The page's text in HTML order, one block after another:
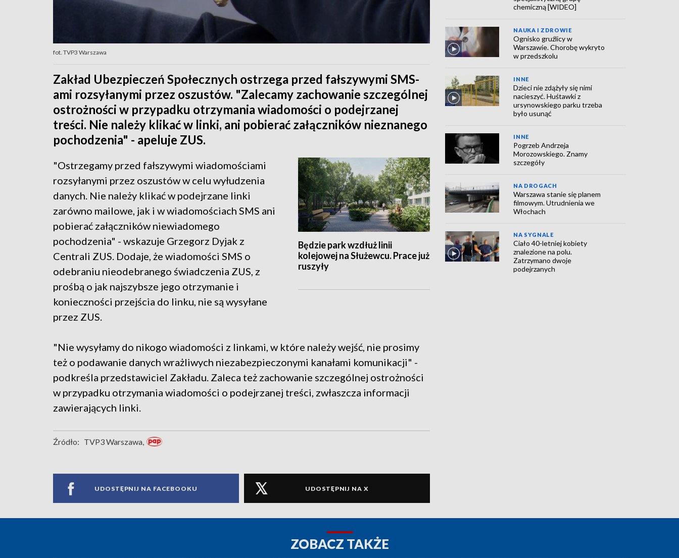
fot. TVP3 Warszawa
Zakład Ubezpieczeń Społecznych ostrzega przed fałszywymi SMS-
ami rozsyłanymi przez oszustów. "Zalecamy zachowanie szczególnej
ostrożności w przypadku otrzymania wiadomości o podejrzanej
treści. Nie należy klikać w linki, ani pobierać załączników nieznanego
pochodzenia" - apeluje ZUS.
Będzie park wzdłuż linii
kolejowej na Służewcu. Prace już
ruszyły
"Ostrzegamy przed fałszywymi wiadomościami
rozsyłanymi przez oszustów w celu wyłudzenia
danych. Nie należy klikać w podejrzane linki
zarówno mailowe, jak i w wiadomościach SMS ani
pobierać załączników niewiadomego
pochodzenia" - wskazuje Grzegorz Dyjak z
Centrali ZUS. Dodaje, że wiadomości SMS o
odebraniu nieodebranego świadczenia ZUS, z
prośbą o jak najszybsze jego otrzymanie i
konieczności przejścia do linku, nie są wysyłane
przez ZUS.
"Nie wysyłamy do nikogo wiadomości z linkami, w które należy wejść, nie prosimy
też o podawanie danych wrażliwych niezabezpieczonymi kanałami komunikacji" -
podkreśla przedstawiciel Zakładu. Zaleca też zachowanie szczególnej ostrożności
w przypadku otrzymania wiadomości o podejrzanej treści, zwłaszcza informacji
zawierających linki.
Źródło: TVP3 Warszawa,
UDOSTĘPNIJ NA FACEBOOKU UDOSTĘPNIJ NA X
chemiczną [WIDEO]
NAUKA I ZDROWIE
Ognisko gruźlicy w
Warszawie. Chorobę wykryto
w przedszkolu
INNE
Dzieci nie zdążyły się nimi
nacieszyć. Huśtawki z
ursynowskiego parku trzeba
było usunąć
INNE
Pogrzeb Andrzeja
Morozowskiego. Znamy
szczegóły
NA DROGACH
Warszawa stanie się planem
filmowym. Utrudnienia we
Włochach
NA SYGNALE
Ciało 40-letniej kobiety
znalezione na polu.
Zatrzymano dwoje
podejrzanych
ZOBACZ TAKŻE